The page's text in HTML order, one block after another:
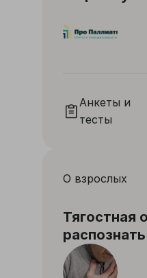
Анкеты и
тесты
О взрослых
Тягостная